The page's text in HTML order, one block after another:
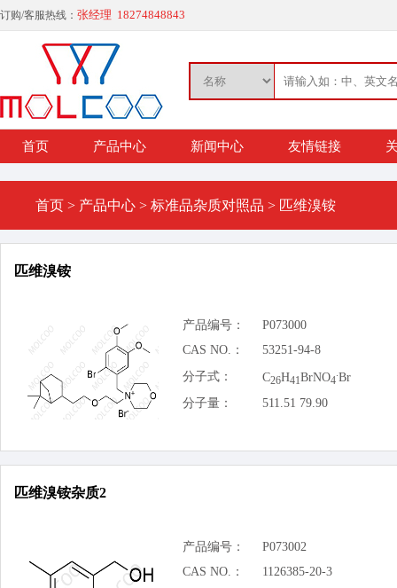
订购/客服热线： 张经理 18274848843
首页 产品中心 新闻中心 友情链接
首页 > 产品中心 > 标准品杂质对照品 > 匹维溴铵
匹维溴铵
产品编号：
P073000
CAS NO.：
53251-94-8
分子式：
C26H41BrNO4
.Br
分子量：
511.51 79.90
匹维溴铵杂质2
产品编号：
P073002
CAS NO.：
1126385-20-3